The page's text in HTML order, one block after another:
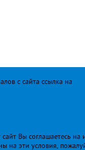
с сайта ссылка на
Вы соглашаетесь
на эти условия,